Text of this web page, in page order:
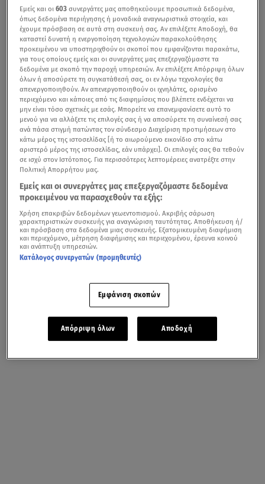
Εμείς και οι603 συνεργάτες μας αποθηκεύουμε προσωπικά δεδομένα,
όπως δεδομένα περιήγησης ή μοναδικά αναγνωριστικά στοιχεία, και
έχουμε πρόσβαση σε αυτά στη συσκευή σας. Αν επιλέξετε Αποδοχή, θα
καταστεί δυνατή η ενεργοποίηση τεχνολογιών παρακολούθησης
προκειμένου να υποστηριχθούν οι σκοποί που εμφανίζονται παρακάτω,
για τους οποίους εμείς και οι συνεργάτες μας επεξεργαζόμαστε τα
δεδομένα με σκοπό την παροχή υπηρεσιών. Αν επιλέξετε Απόρριψη όλων
όλων ή αποσύρετε τη συγκατάθεσή σας, οι εν λόγω τεχνολογίες θα
απενεργοποιηθούν. Αν απενεργοποιηθούν οι ιχνηλάτες, ορισμένο
περιεχόμενο και κάποιες από τις διαφημίσεις που βλέπετε ενδέχεται να
μην είναι τόσο σχετικές με εσάς. Μπορείτε να επανεμφανίσετε αυτό το
μενού για να αλλάξετε τις επιλογές σας ή να αποσύρετε τη συναίνεσή σας
ανά πάσα στιγμή πατώντας τον σύνδεσμο Διαχείριση προτιμήσεων στο
κάτω μέρος της ιστοσελίδας [ή το αιωρούμενο εικονίδιο στο κάτω
αριστερό μέρος της ιστοσελίδας, εάν υπάρχει]. Οι επιλογές σας θα τεθούν
σε ισχύ στον Ιστότοπος. Για περισσότερες λεπτομέρειες ανατρέξτε στην
Πολιτική Απορρήτου μας.
Εμείς και οι συνεργάτες μας επεξεργαζόμαστε δεδομένα
προκειμένου να παρασχεθούν τα εξής:
Χρήση επακριβών δεδομένων γεωεντοπισμού. Ακριβής σάρωση
χαρακτηριστικών συσκευής για αναγνώριση ταυτότητας. Αποθήκευση ή/
και πρόσβαση στα δεδομένα μιας συσκευής. Εξατομικευμένη διαφήμιση
και περιεχόμενο, μέτρηση διαφήμισης και περιεχομένου, έρευνα κοινού
και ανάπτυξη υπηρεσιών.
Κατάλογος συνεργατών (προμηθευτές)
Εμφάνιση σκοπών
Απόρριψη όλων Αποδοχή